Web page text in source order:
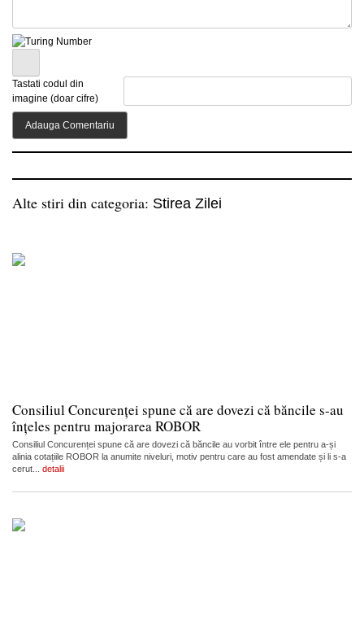
Tastati codul din
imagine (doar cifre)
Alte stiri din categoria: Stirea Zilei
Consiliul Concurenței spune că are dovezi că băncile s-au
înțeles pentru majorarea ROBOR
Consiliul Concurenței spune că are dovezi că băncile au vorbit între ele pentru a-și
alinia cotațiile ROBOR la anumite niveluri, motiv pentru care au fost amendate și li s-a
cerut... detalii